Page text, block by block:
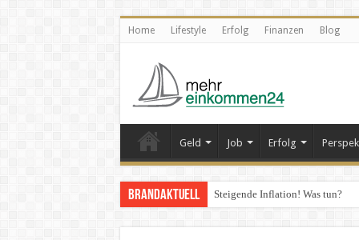
Home Lifestyle Erfolg Finanzen Blog
Geld Job Erfolg
Brandaktuell Steigende Inflation! Was tun?